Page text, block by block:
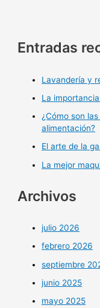
Entradas
Lavandería y
La
¿Cómo son
alimentación?
El arte de la
La mejor
Archivos
julio 2026
febrero 2026
septiembre
junio 2025
mayo 2025